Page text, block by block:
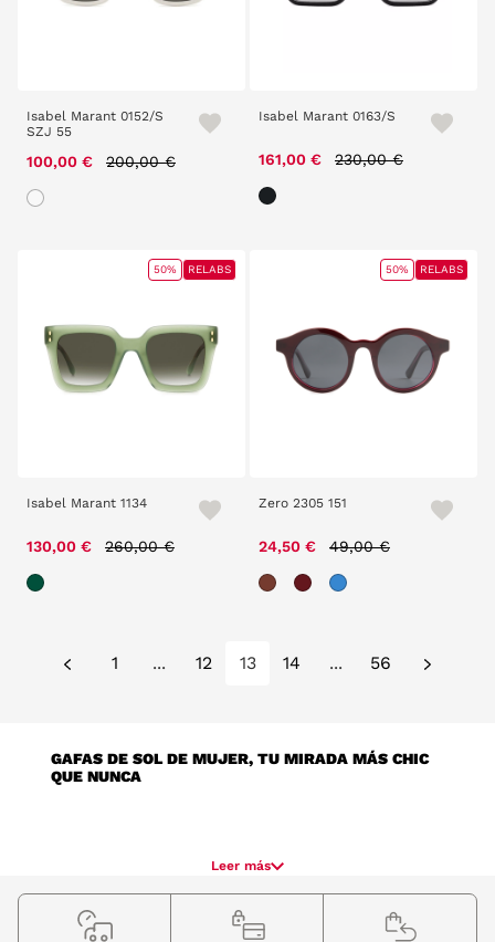
Isabel Marant 0152/S
SZJ 55
100,00 € Price reduced from
200,00 €
Isabel Marant 0163/S
161,00 € Price reduced from
230,00 €
Isabel Marant 1134
130,00 € Price reduced from
260,00 €
50% RELABS
Zero 2305 151
24,50 € Price reduced from
49,00 €
50% RELABS
1 ... 12 13 14 ... 56
GAFAS DE SOL DE MUJER, TU MIRADA MÁS CHIC
QUE NUNCA
más. Sí, las gafas de sol para mujer es ese tipo de accesorio que
siempre debes tener cerca de ti. Da igual el momento del año o la
estación, nada más salir un rayo de sol estarás deseando lucir tus
Leer más